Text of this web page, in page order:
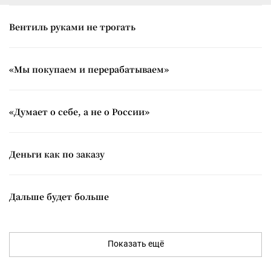
Вентиль руками не трогать
«Мы покупаем и перерабатываем»
«Думает о себе, а не о России»
Деньги как по заказу
Дальше будет больше
Показать ещё